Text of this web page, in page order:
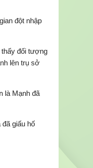
đột nhập
thấy đối tượng
lên trụ sở
là Mạnh đã
giấu hố